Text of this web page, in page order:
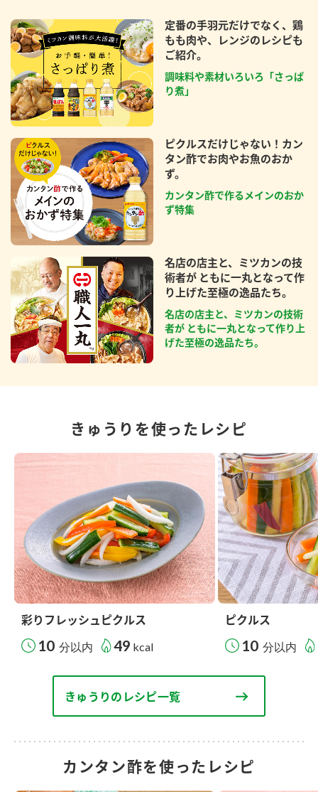
定番の手羽元だけでなく、鶏
もも肉や、レンジのレシピも
ご紹介。
調味料や素材いろいろ「さっぱ
り煮」
ピクルスだけじゃない！カン
タン酢でお肉やお魚のおか
ず。
カンタン酢で作るメインのおか
ず特集
名店の店主と、ミツカンの技
術者が ともに一丸となって作
り上げた至極の逸品たち。
名店の店主と、ミツカンの技術
者が ともに一丸となって作り上
げた至極の逸品たち。
きゅうりを使ったレシピ
彩りフレッシュピクルス
10 分以内 49 kcal
ピクルス
10 分以内
きゅうりのレシピ一覧
カンタン酢を使ったレシピ